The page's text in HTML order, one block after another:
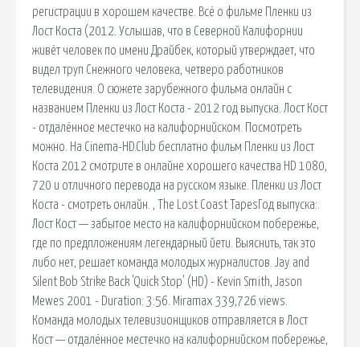
регистрации в хорошем качестве. Всё о фильме Пленки из
Лост Коста (2012. Услышав, что в Северной Калифорнии
живёт человек по имени Драйбек, который утверждает, что
видел труп Снежного человека, четверо работников
телевидения. О сюжете зарубежного фильма онлайн с
названием Пленки из Лост Коста - 2012 год выпуска. Лост Кост
- отдалённое местечко на калифорнийском. Посмотреть
можно. На Cinema-HD.Club бесплатно фильм Пленки из Лост
Коста 2012 смотрите в онлайне хорошего качества HD 1080,
720 и отличного перевода на русском языке. Пленки из Лост
Коста - смотреть онлайн. , The Lost Coast TapesГод выпуска:.
Лост Кост — забытое место на калифорнийском побережье,
где по предпложениям легендарный йети. Выяснить, так это
либо нет, решает команда молодых журналистов. Jay and
Silent Bob Strike Back 'Quick Stop' (HD) - Kevin Smith, Jason
Mewes 2001 - Duration: 3:56. Miramax 339,726 views.
Команда молодых телевизионщиков отправляется в Лост
Кост — отдалённое местечко на калифорнийском побережье,